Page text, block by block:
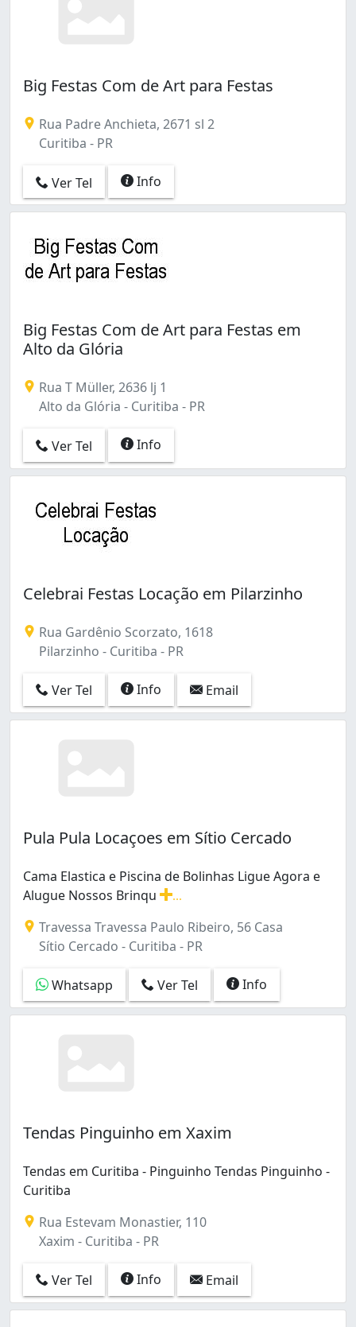
Big Festas Com de Art para Festas
Rua Padre Anchieta, 2671 sl 2
Curitiba - PR
Ver Tel Info
Big Festas Com de Art para Festas em
Alto da Glória
Rua T Müller, 2636 lj 1
Alto da Glória - Curitiba - PR
Ver Tel Info
Celebrai Festas Locação em Pilarzinho
Rua Gardênio Scorzato, 1618
Pilarzinho - Curitiba - PR
Ver Tel Info Email
Pula Pula Locaçoes em Sítio Cercado
Cama Elastica e Piscina de Bolinhas Ligue Agora e
Alugue Nossos Brinqu
Travessa Travessa Paulo Ribeiro, 56 Casa
Sítio Cercado - Curitiba - PR
Whatsapp Ver Tel Info
Tendas Pinguinho em Xaxim
Tendas em Curitiba - Pinguinho Tendas Pinguinho -
Curitiba
Rua Estevam Monastier, 110
Xaxim - Curitiba - PR
Ver Tel Info Email